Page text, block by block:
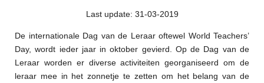
Last update: 31-03-2019
De internationale Dag van de Leraar oftewel World Teachers’
Day, wordt ieder jaar in oktober gevierd. Op de Dag van de
Leraar worden er diverse activiteiten georganiseerd om de
leraar mee in het zonnetje te zetten om het belang van de